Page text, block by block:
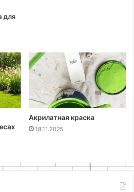
для
Акрилатная краска
18.11.2025